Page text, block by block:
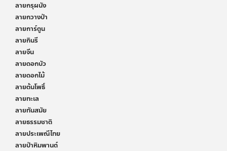
ลายกรุผนัง
ลายกวางป่า
ลายการ์ตูน
ลายกินรี
ลายจีน
ลายดอกบัว
ลายดอกไม้
ลายต้นโพธิ์
ลายทะเล
ลายทันสมัย
ลายธรรมชาติ
ลายประเพณีไทย
ลายป่าหิมพานต์